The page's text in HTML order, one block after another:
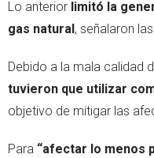
Lo anterior limitó la
gas natural, señalaron
Debido a la mala calidad
tuvieron que utilizar
objetivo de mitigar las
Para “afectar lo menos